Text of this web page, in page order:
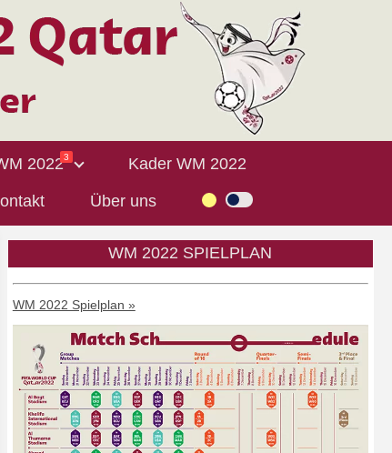
20223 Kader WM 2022
Über uns
WM 2022 SPIELPLAN
WM 2022 Spielplan »